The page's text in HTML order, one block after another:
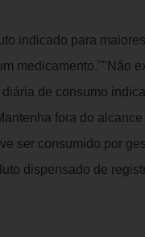
indicado para
medicamento.""Não
de consumo
fora do
ser consumido por
dispensado de